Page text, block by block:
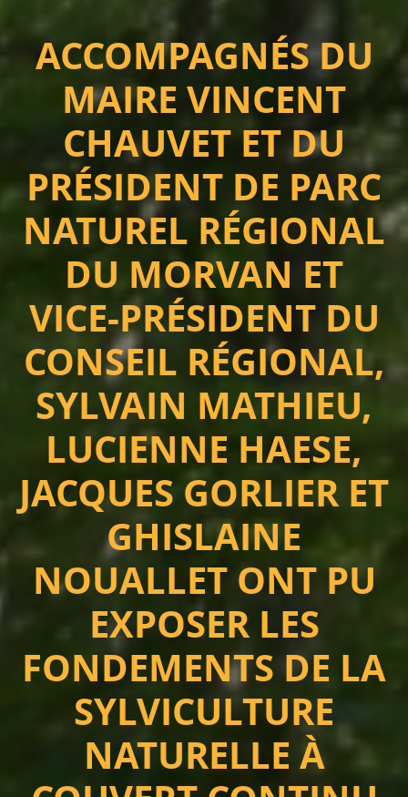
ACCOMPAGNÉS DU
MAIRE VINCENT
CHAUVET ET DU
PRÉSIDENT DE PARC
NATUREL RÉGIONAL
DU MORVAN ET
VICE-PRÉSIDENT DU
CONSEIL RÉGIONAL,
SYLVAIN MATHIEU,
LUCIENNE HAESE,
JACQUES GORLIER ET
GHISLAINE
NOUALLET ONT PU
EXPOSER LES
FONDEMENTS DE LA
SYLVICULTURE
NATURELLE À